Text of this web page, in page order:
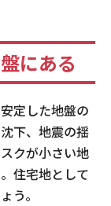
にある
定した地盤の
下、地震の揺
クが小さい地
住宅地として
う。